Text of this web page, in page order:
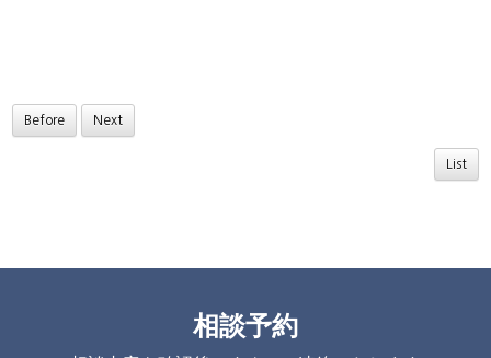
Before Next
List
相談予約